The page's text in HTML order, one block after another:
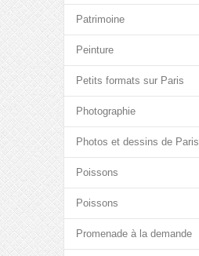
Patrimoine
Peinture
Petits formats sur Paris
Photographie
Photos et dessins de Paris
Poissons
Poissons
Promenade à la demande